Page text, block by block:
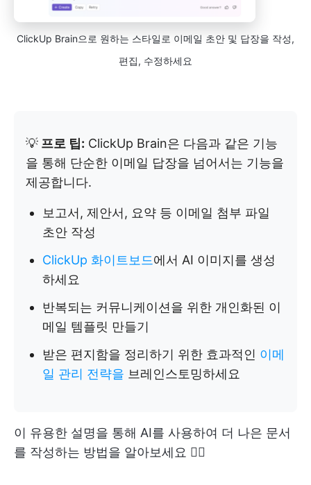
ClickUp Brain으로 원하는 스타일로 이메일 초안 및 답장을 작성,
편집, 수정하세요
💡 프로 팁: ClickUp Brain은 다음과 같은 기능
을 통해 단순한 이메일 답장을 넘어서는 기능을
제공합니다.
보고서, 제안서, 요약 등 이메일 첨부 파일
초안 작성
ClickUp 화이트보드에서 AI 이미지를 생성
하세요
반복되는 커뮤니케이션을 위한 개인화된 이
메일 템플릿 만들기
받은 편지함을 정리하기 위한 효과적인 이메
일 관리 전략을 브레인스토밍하세요
이 유용한 설명을 통해 AI를 사용하여 더 나은 문서
를 작성하는 방법을 알아보세요 👇🏽